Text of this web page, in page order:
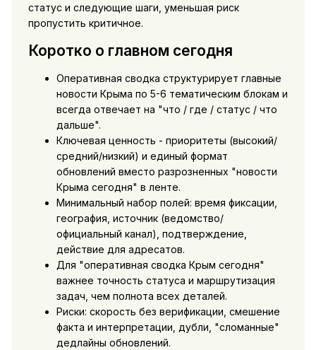
статус и следующие шаги, уменьшая риск
пропустить критичное.
Коротко о главном сегодня
Оперативная сводка структурирует главные
новости Крыма по 5-6 тематическим блокам и
всегда отвечает на "что / где / статус / что
дальше".
Ключевая ценность - приоритеты (высокий/
средний/низкий) и единый формат
обновлений вместо разрозненных "новости
Крыма сегодня" в ленте.
Минимальный набор полей: время фиксации,
география, источник (ведомство/
официальный канал), подтверждение,
действие для адресатов.
Для "оперативная сводка Крым сегодня"
важнее точность статуса и маршрутизация
задач, чем полнота всех деталей.
Риски: скорость без верификации, смешение
факта и интерпретации, дубли, "сломанные"
дедлайны обновлений.